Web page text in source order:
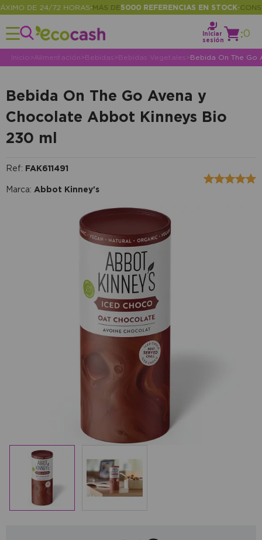
DE 24/72 HORAS•MÁS DE 5000 REFERENCIAS EN STOCK•
Iniciar
sesión
:0
Inicio> Alimentación>Bebidas >Bebidas Vegetales >Bebida On The Go
Bebida On The Go Avena y
Chocolate Abbot Kinneys Bio
230 ml
Ref: FAK611491
Marca: Abbot Kinney's